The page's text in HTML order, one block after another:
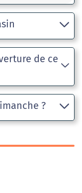
de ce
?